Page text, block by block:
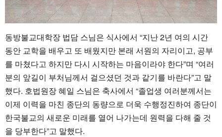
동방불교대학장 법담 스님은 식사에서 “지난 2년 여의 시간
동안 교학을 배우고 또 배웠지만 본래 서원의 자리이고, 공부
를 마쳤다고 하지만 다시 시작하는 마음이라야 한다”며 “여러
분의 앞길이 부처님께서 걸으셨던 것과 같기를 바란다”고 말
했다. 호법원장 혜일 스님은 축사에서 “졸업생 여러분께서는
이제 이력을 마친 종단의 동량으로 더욱 수행정진하여 종단이
한국불교의 새로운 미래를 열어 나가는데 원력을 다해 줄 것
을 당부한다”고 말했다.